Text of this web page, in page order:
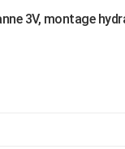
3V, montage